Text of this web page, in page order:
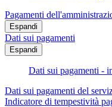
Pagamenti
Espandi
Dati sui pagamenti
Espandi
Dati sui pagamenti -
Dati sui pagamenti del
Indicatore di tempestività